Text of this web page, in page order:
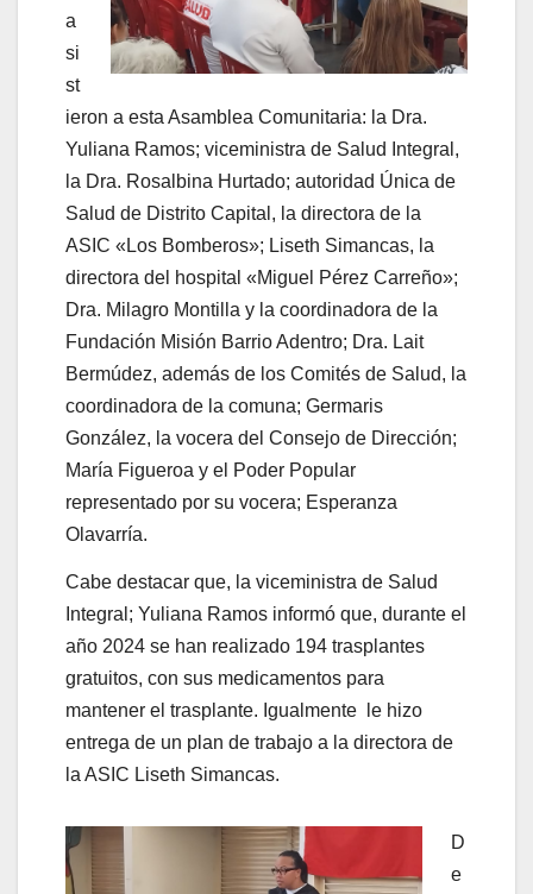
a
si
st
ieron a esta Asamblea Comunitaria: la Dra.
Yuliana Ramos; viceministra de Salud Integral,
la Dra. Rosalbina Hurtado; autoridad Única de
Salud de Distrito Capital, la directora de la
ASIC «Los Bomberos»; Liseth Simancas, la
directora del hospital «Miguel Pérez Carreño»;
Dra. Milagro Montilla y la coordinadora de la
Fundación Misión Barrio Adentro; Dra. Lait
Bermúdez, además de los Comités de Salud, la
coordinadora de la comuna; Germaris
González, la vocera del Consejo de Dirección;
María Figueroa y el Poder Popular
representado por su vocera; Esperanza
Olavarría.
Cabe destacar que, la viceministra de Salud
Integral; Yuliana Ramos informó que, durante el
año 2024 se han realizado 194 trasplantes
gratuitos, con sus medicamentos para
mantener el trasplante. Igualmente le hizo
entrega de un plan de trabajo a la directora de
la ASIC Liseth Simancas.
D
e